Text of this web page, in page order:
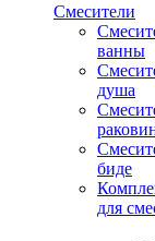
Смесители
ванны
душа
биде
для